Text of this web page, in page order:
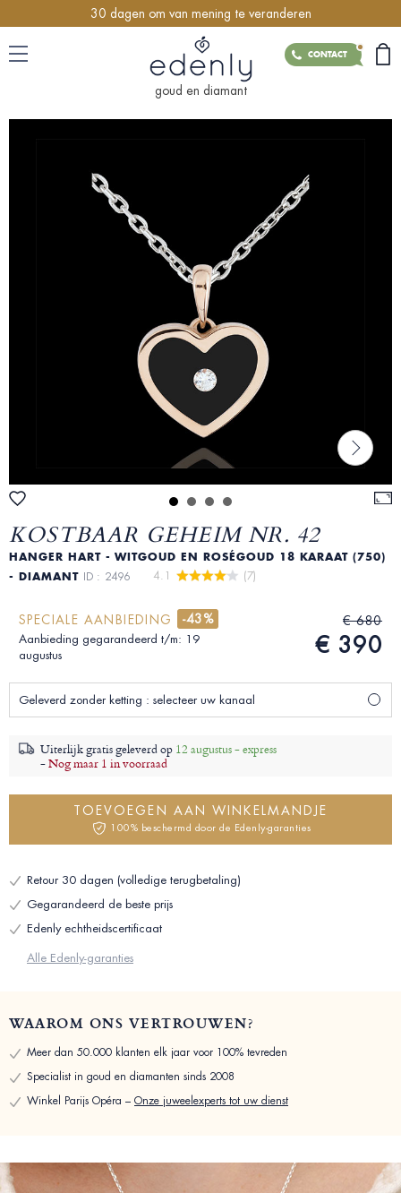
30 dagen om van mening te veranderen
CONTACT
goud en diamant
KOSTBAAR GEHEIM NR. 42
HANGER HART - WITGOUD EN ROSÉGOUD 18 KARAAT (750)
- DIAMANT ID : 2496 4.1 (7)
SPECIALE AANBIEDING -43%
Aanbieding gegarandeerd t/m: 19
augustus
€ 680
€ 390
Geleverd zonder ketting : selecteer uw kanaal
Uiterlijk gratis geleverd op 12 augustus - express
-Nog maar 1 in voorraad
TOEVOEGEN AAN WINKELMANDJE
100% beschermd door de Edenly-garanties
Retour 30 dagen (volledige terugbetaling)
Gegarandeerd de beste prijs
Edenly echtheidscertificaat
Alle Edenly-garanties
WAAROM ONS VERTROUWEN?
Meer dan 50.000 klanten elk jaar voor 100% tevreden
Specialist in goud en diamanten sinds 2008
Winkel Parijs Opéra – Onze juweelexperts tot uw dienst